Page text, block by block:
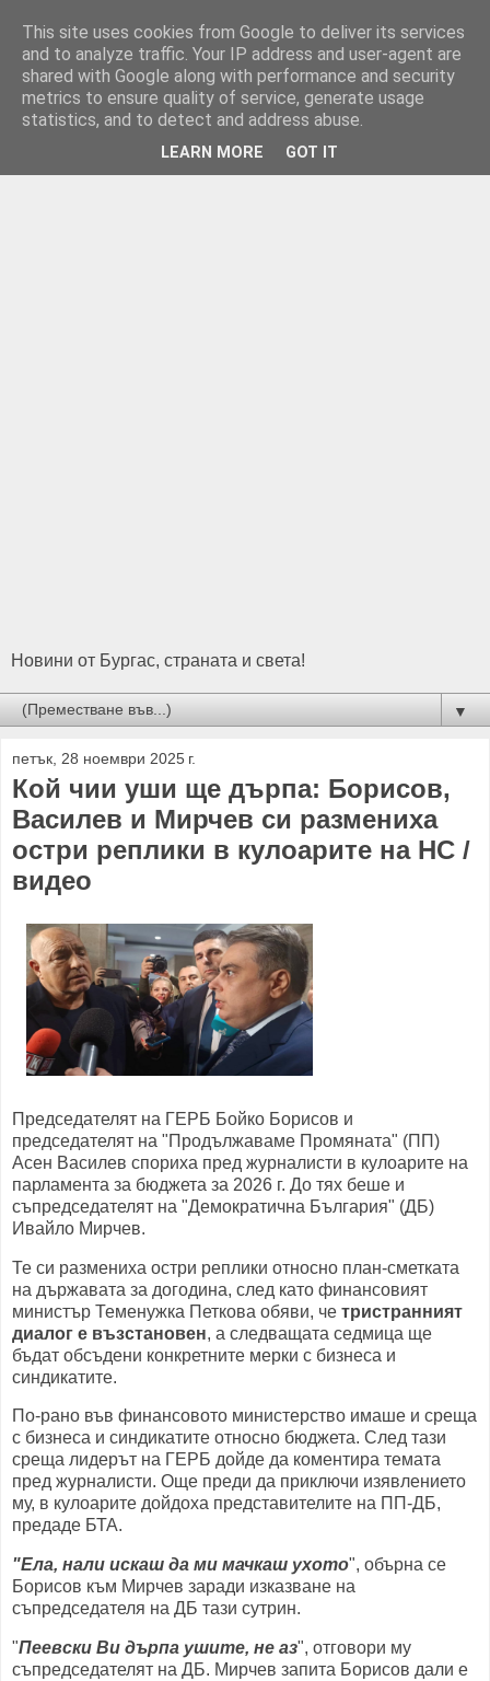
Новини от Бургас, страната и света!
▼
петък, 28 ноември 2025 г.
Кой чии уши ще дърпа: Борисов,
Василев и Мирчев си размениха
остри реплики в кулоарите на НС /
видео
Председателят на ГЕРБ Бойко Борисов и
председателят на "Продължаваме Промяната" (ПП)
Асен Василев спориха пред журналисти в кулоарите на
парламента за бюджета за 2026 г. До тях беше и
съпредседателят на "Демократична България" (ДБ)
Ивайло Мирчев.
Те си размениха остри реплики относно план-сметката
на държавата за догодина, след като финансовият
министър Теменужка Петкова обяви, че тристранният
диалог е възстановен, а следващата седмица ще
бъдат обсъдени конкретните мерки с бизнеса и
синдикатите.
По-рано във финансовото министерство имаше и среща
с бизнеса и синдикатите относно бюджета. След тази
среща лидерът на ГЕРБ дойде да коментира темата
пред журналисти. Още преди да приключи изявлението
му, в кулоарите дойдоха представителите на ПП-ДБ,
предаде БТА.
"Ела, нали искаш да ми мачкаш ухото", обърна се
Борисов към Мирчев заради изказване на
съпредседателя на ДБ тази сутрин.
"Пеевски Ви дърпа ушите, не аз", отговори му
съпредседателят на ДБ. Мирчев запита Борисов дали е
This site uses cookies from Google to deliver its services
and to analyze traffic. Your IP address and user-agent are
shared with Google along with performance and security
metrics to ensure quality of service, generate usage
statistics, and to detect and address abuse.
LEARN MORE GOT IT